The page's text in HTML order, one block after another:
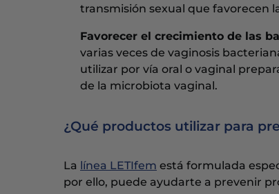
transmisión sexual que favorecen
Favorecer el crecimiento de las
varias veces de vaginosis
utilizar por vía oral o vaginal
de la microbiota vaginal.
¿Qué productos utilizar para
La línea LETIfem está formulada
por ello, puede ayudarte a prevenir